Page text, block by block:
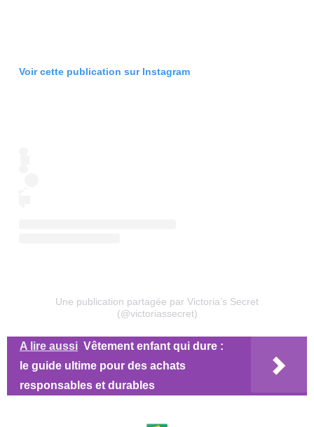
Voir cette publication sur Instagram
Une publication partagée par Victoria’s Secret
(@victoriassecret)
A lire aussi Vêtement enfant qui dure :
le guide ultime pour des achats
responsables et durables